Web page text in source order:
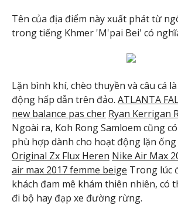
Tên của địa điểm này xuất phát từ
trong tiếng Khmer 'M'pai Bei' có
Lặn bình khí, chèo thuyền và câu cá
động hấp dẫn trên đảo. ATLANTA
new balance pas cher Ryan Kerrigan
Ngoài ra, Koh Rong Samloem cũng
phù hợp dành cho hoạt động lặn ống
Original Zx Flux Heren Nike Air Max
air max 2017 femme beige Trong lúc
khách đam mê khám thiên nhiên, có
đi bộ hay đạp xe đường rừng.